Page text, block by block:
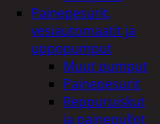
Painepesurit,
vesiautomaatit ja
uppopumput
Muut pumput
Painepesurit
Reppuruiskut
ja painepullot